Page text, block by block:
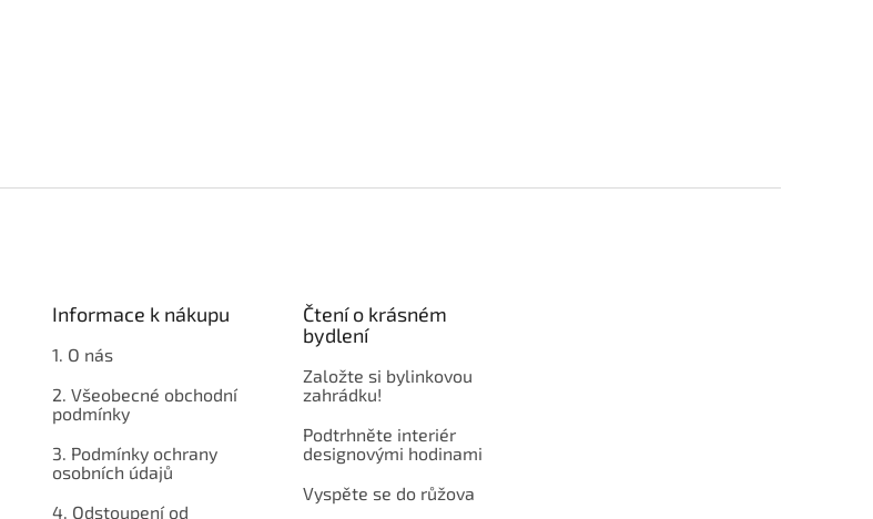
Informace k nákupu
1. O nás
2. Všeobecné obchodní
podmínky
3. Podmínky ochrany
osobních údajů
4. Odstoupení od
Čtení o krásném
bydlení
Založte si bylinkovou
zahrádku!
Podtrhněte interiér
designovými hodinami
Vyspěte se do růžova